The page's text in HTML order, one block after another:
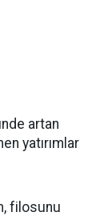
artan
yatırımlar
filosunu